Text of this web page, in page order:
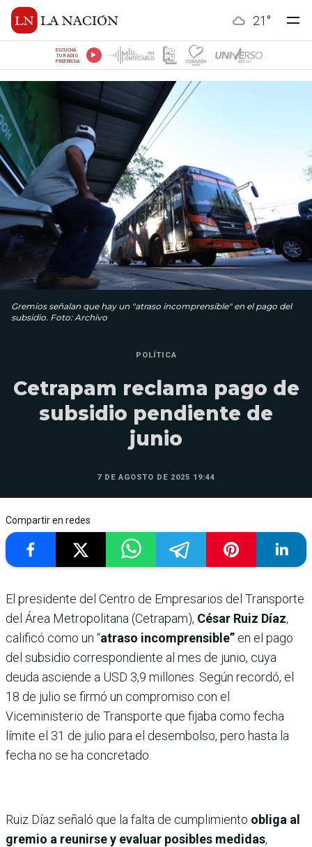
21 °
ESCUCHÁ
TU RADIO
PREFERIDA
Gremios señalan que hay un "atraso incomprensible" en el pago del
subsidio. Foto: Archivo
POLÍTICA
Cetrapam reclama pago de
subsidio pendiente de
junio
7 DE AGOSTO DE 2025 19:44
Compartir en redes
El presidente del Centro de Empresarios del Transporte
del Área Metropolitana (Cetrapam), César Ruiz Díaz,
calificó como un “atraso incomprensible” en el pago
del subsidio correspondiente al mes de junio, cuya
deuda asciende a USD 3,9 millones. Según recordó, el
18 de julio se firmó un compromiso con el
Viceministerio de Transporte que fijaba como fecha
límite el 31 de julio para el desembolso, pero hasta la
fecha no se ha concretado.
Ruiz Díaz señaló que la falta de cumplimiento obliga al
gremio a reunirse y evaluar posibles medidas,